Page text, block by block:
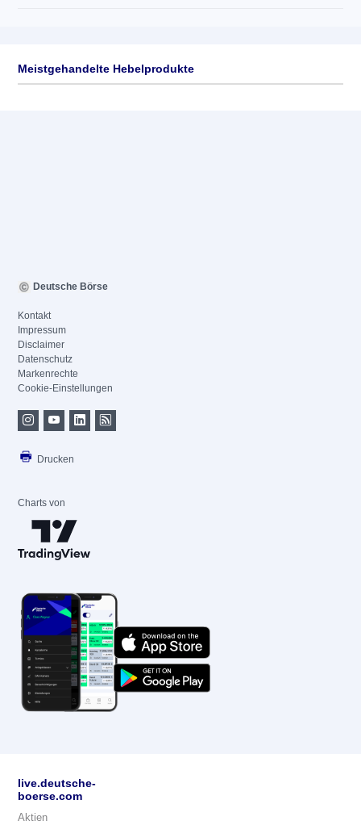
Meistgehandelte Hebelprodukte
Deutsche Börse
Kontakt
Impressum
Disclaimer
Datenschutz
Markenrechte
Cookie-Einstellungen
Drucken
Charts von
live.deutsche-
boerse.com
Aktien